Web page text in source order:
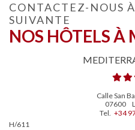
CONTACTEZ-NOUS À
SUIVANTE
NOS HÔTELS À
Calle San
07600
Tel. +34
H/611